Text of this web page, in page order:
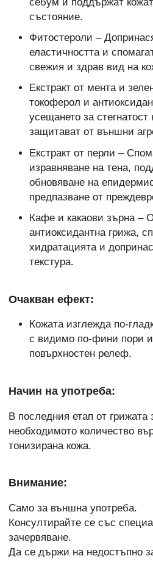
състояние.
Фитостероли –
еластичността и
свежия и здрав вид на
Екстракт от мента и
токоферол и
усещането за стегнатост
защитават от външни
Екстракт от перли –
изравняване на тена,
обновяване на
предпазване от
Кафе и какаови зърна –
антиоксидантна грижа,
хидратацията и
текстура.
Очакван ефект:
Кожата изглежда по-
с видимо по-фини пори
повърхностен релеф.
Начин на употреба:
В последния етап от грижата
необходимото количество
тонизирана кожа.
Внимание:
Само за външна употреба.
Консултирайте се със
зачервяване.
Да се държи на недостъпно